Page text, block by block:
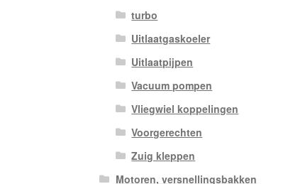
turbo
Uitlaatgaskoeler
Uitlaatpijpen
Vacuum pompen
Vliegwiel koppelingen
Voorgerechten
Zuig kleppen
Motoren, versnellingsbakken